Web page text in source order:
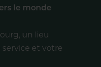
le monde
un lieu
et votre